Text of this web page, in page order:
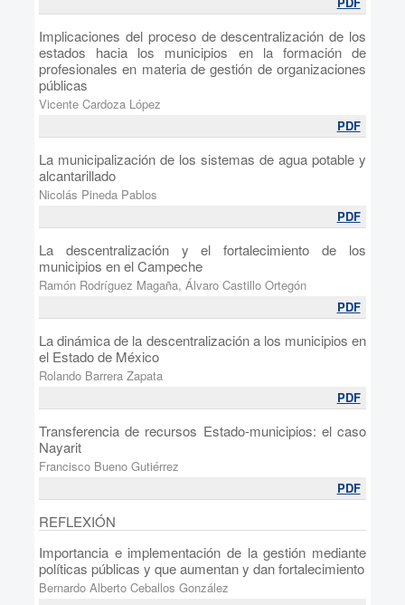
Implicaciones del proceso de descentralización de los
estados hacia los municipios en la formación de
profesionales en materia de gestión de organizaciones
públicas
Vicente Cardoza López
PDF
La municipalización de los sistemas de agua potable y
alcantarillado
Nicolás Pineda Pablos
PDF
La descentralización y el fortalecimiento de los
municipios en el Campeche
Ramón Rodríguez Magaña, Álvaro Castillo Ortegón
PDF
La dinámica de la descentralización a los municipios en
el Estado de México
Rolando Barrera Zapata
PDF
Transferencia de recursos Estado-municipios: el caso
Nayarit
Francisco Bueno Gutiérrez
PDF
REFLEXIÓN
Importancia e implementación de la gestión mediante
políticas públicas y que aumentan y dan fortalecimiento
Bernardo Alberto Ceballos González